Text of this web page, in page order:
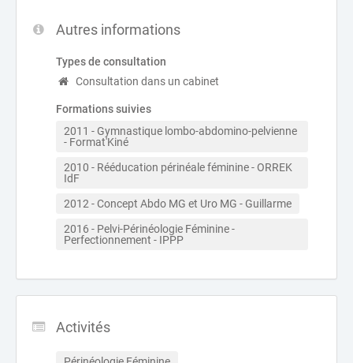
Autres informations
Types de consultation
Consultation dans un cabinet
Formations suivies
2011 - Gymnastique lombo-abdomino-pelvienne
- Format'Kiné
2010 - Rééducation périnéale féminine - ORREK
IdF
2012 - Concept Abdo MG et Uro MG - Guillarme
2016 - Pelvi-Périnéologie Féminine -
Perfectionnement - IPPP
Activités